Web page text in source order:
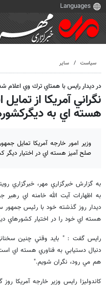
سیاست سایر
در ديدار رايس با همتاي ترك وي اعلام
نگراني آمريكا از
هسته اي به
وزير امور خارجه آمريكا تمايل
صلح آميز هسته اي در اختيار ديگر
به گزارش خبرگزاري مهر، خبرگزاري
به اظهارات آيت الله خامنه اي
ديدار روز گذشته خود با رئيس جمهور
هسته اي خود را در اختيار كشورهاي
رايس گفت : " بايد وقتي چنين
دنبال دستيابي به فناوري هسته اي
هم مي رود، نگران شويم."
كاندوليزا رايس وزير خارجه آمريكا